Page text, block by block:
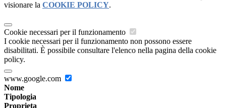
visionare la COOKIE POLICY.
Cookie necessari per il funzionamento
I cookie necessari per il funzionamento non possono essere
disabilitati. È possibile consultare l'elenco nella pagina della cookie
policy.
www.google.com
Nome
Tipologia
Proprieta